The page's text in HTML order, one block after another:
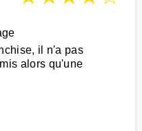
il n'a pas
alors qu'une